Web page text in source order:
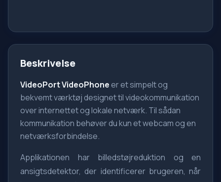
Beskrivelse
VideoPort VideoPhoneer et simpelt og
bekvemt værktøj designet til videokommunikation
over internettet og lokale netværk. Til sådan
kommunikation behøver du kun et webcam og en
netværksforbindelse.
Applikationen har billedstøjreduktion og en
ansigtsdetektor, der identificerer brugeren, når